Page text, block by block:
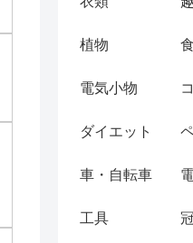
植物
電気小物
ダイエット
車・自転車
工具